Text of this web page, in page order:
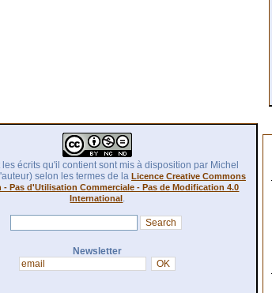
écrits qu'il contient sont mis à disposition par Michel
selon les termes de la Licence Creative Commons
Pas d'Utilisation Commerciale - Pas de Modification 4.0
International.
Newsletter